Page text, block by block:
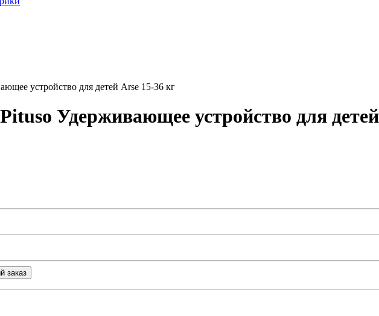
устройство для детей Arse 15-36 кг
Удерживающее устройство для
заказ